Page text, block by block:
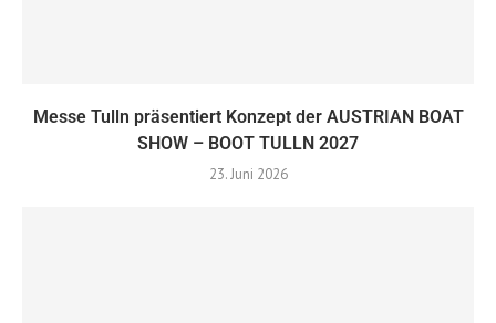
Messe Tulln präsentiert Konzept der AUSTRIAN BOAT
SHOW – BOOT TULLN 2027
23. Juni 2026